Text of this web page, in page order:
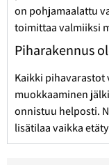
on pohjamaalattu
toimittaa valmiiksi
Piharakennus
Kaikki pihavarastot
muokkaaminen
onnistuu helposti.
lisätilaa vaikka